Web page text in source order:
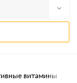
витамины